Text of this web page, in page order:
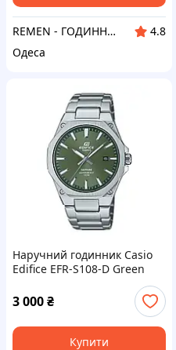
REMEN - ГОДИННИК ЛУЧШИЙ ПОДАРУНОК
4.8
Одеса
Наручний годинник Casio
Edifice EFR-S108-D Green
3 000₴
Купити